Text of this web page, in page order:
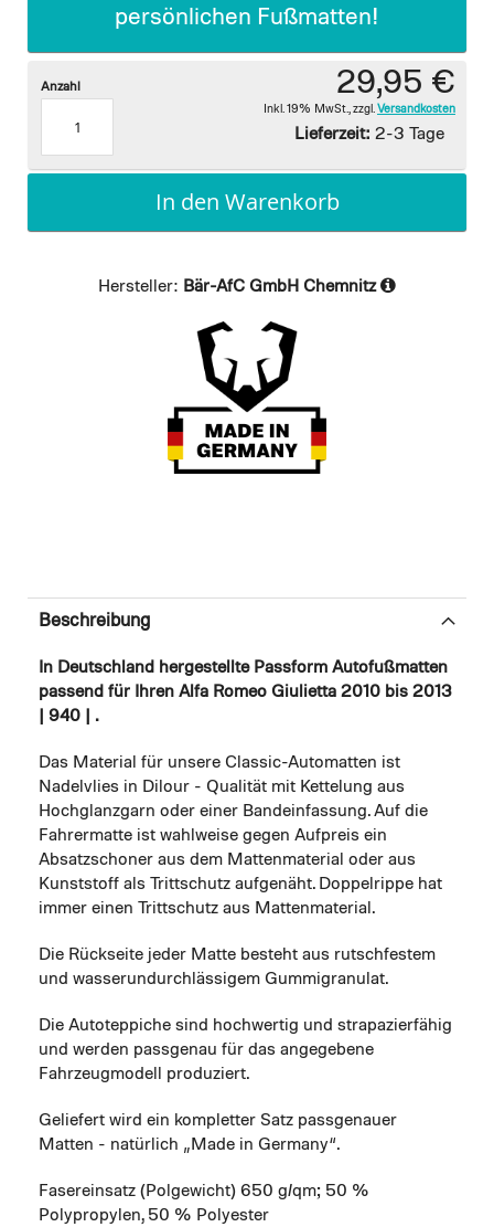
persönlichen Fußmatten!
29,95 €
Inkl. 19% MwSt. zzgl. Versandkosten
Lieferzeit: 2-3 Tage
Anzahl
In den Warenkorb
Hersteller: Bär-AfC GmbH Chemnitz
Beschreibung
In Deutschland hergestellte Passform Autofußmatten
passend für Ihren Alfa Romeo Giulietta 2010 bis 2013
| 940 | .
Das Material für unsere Classic-Automatten ist
Nadelvlies in Dilour - Qualität mit Kettelung aus
Hochglanzgarn oder einer Bandeinfassung. Auf die
Fahrermatte ist wahlweise gegen Aufpreis ein
Absatzschoner aus dem Mattenmaterial oder aus
Kunststoff als Trittschutz aufgenäht. Doppelrippe hat
immer einen Trittschutz aus Mattenmaterial.
Die Rückseite jeder Matte besteht aus rutschfestem
und wasserundurchlässigem Gummigranulat.
Die Autoteppiche sind hochwertig und strapazierfähig
und werden passgenau für das angegebene
Fahrzeugmodell produziert.
Geliefert wird ein kompletter Satz passgenauer
Matten - natürlich „Made in Germany“.
Fasereinsatz (Polgewicht) 650 g/qm; 50 %
Polypropylen, 50 % Polyester